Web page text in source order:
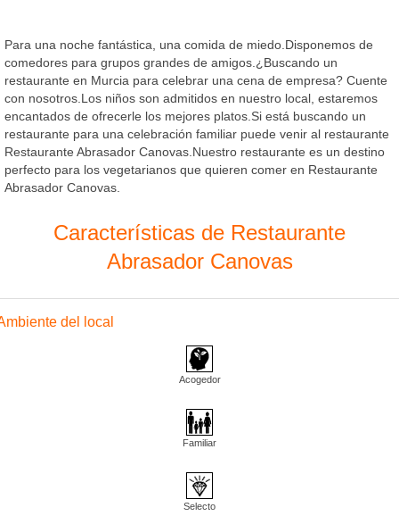
Para una noche fantástica, una comida de miedo.Disponemos de
comedores para grupos grandes de amigos.¿Buscando un
restaurante en Murcia para celebrar una cena de empresa? Cuente
con nosotros.Los niños son admitidos en nuestro local, estaremos
encantados de ofrecerle los mejores platos.Si está buscando un
restaurante para una celebración familiar puede venir al restaurante
Restaurante Abrasador Canovas.Nuestro restaurante es un destino
perfecto para los vegetarianos que quieren comer en Restaurante
Abrasador Canovas.
Características de Restaurante
Abrasador Canovas
del local
Acogedor
Familiar
Selecto